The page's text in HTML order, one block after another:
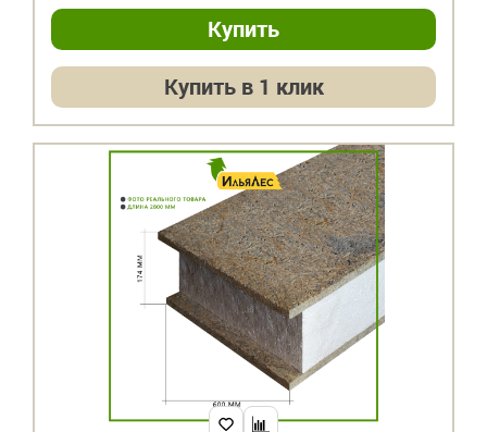
Купить в 1 клик